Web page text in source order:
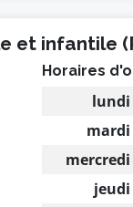
et infantile
Horaires
lundi
mardi
mercredi
jeudi